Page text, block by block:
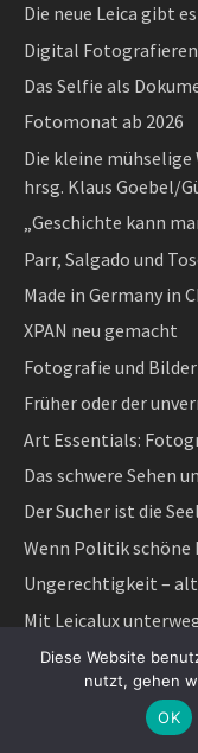
Die neue Leica gibt
Digital
Das Selfie als
Fotomonat ab 2026
Die kleine
hrsg. Klaus Goebel/
„Geschichte kann
Parr, Salgado und
Made in Germany in
XPAN neu gemacht
Fotografie und
Früher oder der
Art Essentials:
Das schwere Sehen
Der Sucher ist die
Wenn Politik
Ungerechtigkeit – alt
Mit Leicalux
Wahlkampf 2025
Die Fotografin –
Winterpause – Stille
Diese Website
nutzt, gehen
OK